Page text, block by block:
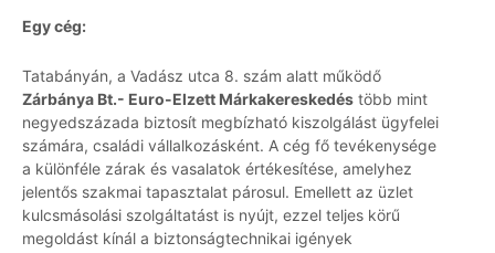
Egy cég:
Tatabányán, a Vadász utca 8. szám alatt működő
Zárbánya Bt.- Euro-Elzett Márkakereskedés több mint
negyedszázada biztosít megbízható kiszolgálást ügyfelei
számára, családi vállalkozásként. A cég fő tevékenysége
a különféle zárak és vasalatok értékesítése, amelyhez
jelentős szakmai tapasztalat párosul. Emellett az üzlet
kulcsmásolási szolgáltatást is nyújt, ezzel teljes körű
megoldást kínál a biztonságtechnikai igények